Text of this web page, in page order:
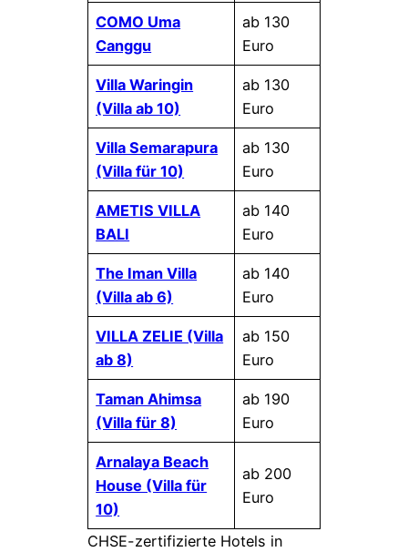
COMO Uma
Canggu
ab 130
Euro
Villa Waringin
(Villa ab 10)
ab 130
Euro
Villa Semarapura
(Villa für 10)
ab 130
Euro
AMETIS VILLA
BALI
ab 140
Euro
The Iman Villa
(Villa ab 6)
ab 140
Euro
VILLA ZELIE (Villa
ab 8)
ab 150
Euro
Taman Ahimsa
(Villa für 8)
ab 190
Euro
Arnalaya Beach
House (Villa für
10)
ab 200
Euro
CHSE-zertifizierte Hotels in